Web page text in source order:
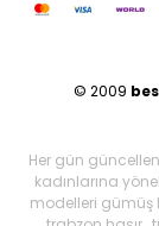
© 2009
Her gün
kadınlarına
modelleri gümüş